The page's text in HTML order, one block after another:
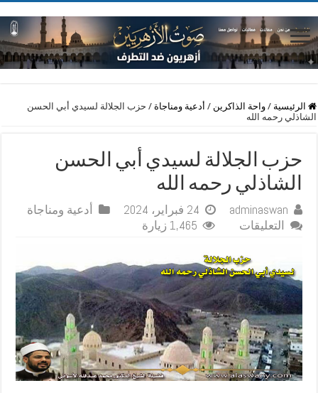
الرئيسية / واحة الذاكرين / أدعية ومناجاة / حزب الجلالة لسيدي أبي الحسن
الشاذلي رحمه الله
حزب الجلالة لسيدي أبي الحسن
الشاذلي رحمه الله
adminaswan 24 فبراير، 2024
أدعية ومناجاة
التعليقات
الجلالة
لسيدي
أبي
الحسن
الشاذلي
رحمه
الله
مغلقة
1,465 زيارة